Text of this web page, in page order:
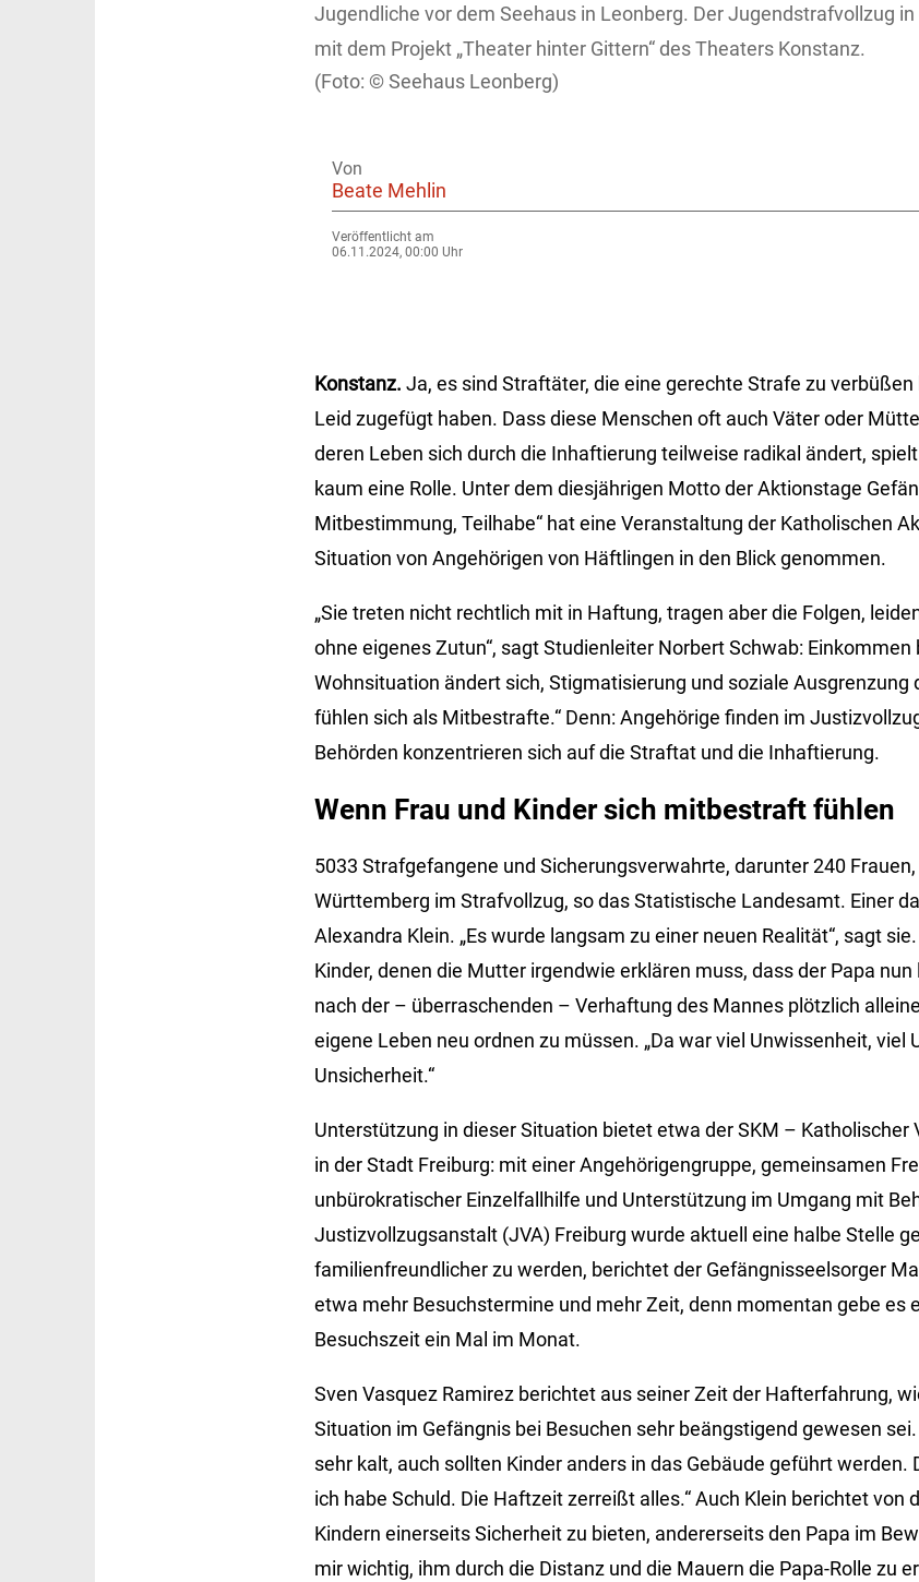
Jugendliche vor dem Seehaus in Leonberg. Der Jugendstrafvollzug
mit dem Projekt „Theater hinter Gittern“ des Theaters Konstanz.
Seehaus Leonberg)
Von
Beate Mehlin
Veröffentlicht am
06.11.2024, 00:00 Uhr
Konstanz. Ja, es sind Straftäter, die eine gerechte Strafe zu
Leid zugefügt haben. Dass diese Menschen oft auch Väter oder
deren Leben sich durch die Inhaftierung teilweise radikal ändert,
kaum eine Rolle. Unter dem diesjährigen Motto der Aktionstage
Mitbestimmung, Teilhabe“ hat eine Veranstaltung der Katholischen
Situation von Angehörigen von Häftlingen in den Blick genommen.
„Sie treten nicht rechtlich mit in Haftung, tragen aber die Folgen,
ohne eigenes Zutun“, sagt Studienleiter Norbert Schwab: Einkommen
Wohnsituation ändert sich, Stigmatisierung und soziale Ausgrenzung
fühlen sich als Mitbestrafte.“ Denn: Angehörige finden im
Behörden konzentrieren sich auf die Straftat und die Inhaftierung.
Wenn Frau und Kinder sich mitbestraft fühlen
5033 Strafgefangene und Sicherungsverwahrte, darunter 240
Württemberg im Strafvollzug, so das Statistische Landesamt. Einer
Alexandra Klein. „Es wurde langsam zu einer neuen Realität“, sagt
Kinder, denen die Mutter irgendwie erklären muss, dass der Papa
nach der – überraschenden – Verhaftung des Mannes plötzlich
eigene Leben neu ordnen zu müssen. „Da war viel Unwissenheit, viel
Unsicherheit.“
Unterstützung in dieser Situation bietet etwa der SKM – Katholischer
in der Stadt Freiburg: mit einer Angehörigengruppe, gemeinsamen
unbürokratischer Einzelfallhilfe und Unterstützung im Umgang mit
Justizvollzugsanstalt (JVA) Freiburg wurde aktuell eine halbe Stelle
familienfreundlicher zu werden, berichtet der Gefängnisseelsorger
etwa mehr Besuchstermine und mehr Zeit, denn momentan gebe es
Besuchszeit ein Mal im Monat.
Sven Vasquez Ramirez berichtet aus seiner Zeit der Hafterfahrung,
Situation im Gefängnis bei Besuchen sehr beängstigend gewesen
sehr kalt, auch sollten Kinder anders in das Gebäude geführt werden.
ich habe Schuld. Die Haftzeit zerreißt alles.“ Auch Klein berichtet von
Kindern einerseits Sicherheit zu bieten, andererseits den Papa im
mir wichtig, ihm durch die Distanz und die Mauern die Papa-Rolle zu